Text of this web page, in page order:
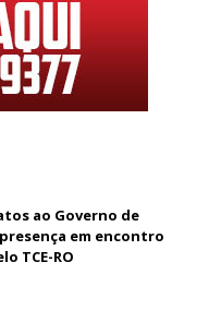
ao Governo de
em encontro
TCE-RO